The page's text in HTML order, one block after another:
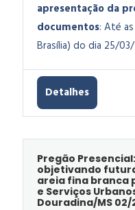
apresentação da
documentos: Até
Brasília) do dia 25/
Detalhes
Pregão
objetivando
areia fina branca
e Serviços
Douradina/MS 02/